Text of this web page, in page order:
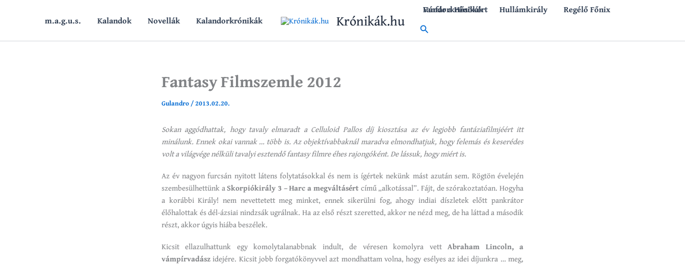
m.a.g.u.s. Kalandok Novellák Kalandorkrónikák Krónikák.hu
Vándorkrónikák Hullámkirály Regélő Főnix
Fanfár a Hősökért
Search
Fantasy Filmszemle 2012
Gulandro/2013.02.20.
Sokan aggódhattak, hogy tavaly elmaradt a Celluloid Pallos díj kiosztása az év legjobb fantáziafilmjéért itt
minálunk. Ennek okai vannak … több is. Az objektívabbaknál maradva elmondhatjuk, hogy felemás és keserédes
volt a világvége nélküli tavalyi esztendő fantasy filmre éhes rajongóként. De lássuk, hogy miért is.
Az év nagyon furcsán nyitott látens folytatásokkal és nem is ígértek nekünk mást azután sem. Rögtön évelején
szembesülhettünk aSkorpiókirály 3 – Harc a megváltásértcímű „alkotással”. Fájt, de szórakoztatóan. Hogyha
a korábbi Király! nem nevettetett meg minket, ennek sikerülni fog, ahogy indiai díszletek előtt pankrátor
élőhalottak és dél-ázsiai nindzsák ugrálnak. Ha az első részt szeretted, akkor ne nézd meg, de ha láttad a második
részt, akkor úgyis hiába beszélek.
Kicsit ellazulhattunk egy komolytalanabbnak indult, de véresen komolyra vettAbraham Lincoln, a
vámpírvadászidejére. Kicsit jobb forgatókönyvvel azt mondhattam volna, hogy esélyes az idei díjunkra … meg,